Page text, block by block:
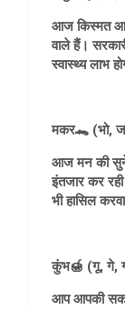
आज किस्मत
वाले हैं।
स्वास्थ्य लाभ
मकर🐊 (भो,
आज मन की सुने
इंतजार कर
भी हासिल
कुंभ🍯 (गू, गे,
आप आपकी